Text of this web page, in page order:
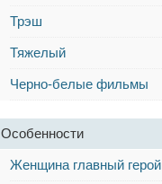
Трэш
Тяжелый
Черно-белые фильмы
Особенности
Женщина главный герой